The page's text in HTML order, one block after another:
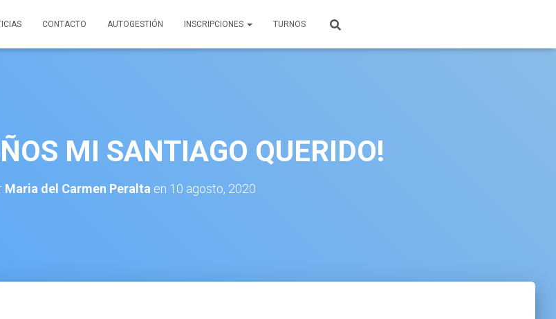
CONTACTO AUTOGESTIÓN INSCRIPCIONES TURNOS
MI SANTIAGO QUERIDO!
Maria del Carmen Peralta en 10 agosto, 2020